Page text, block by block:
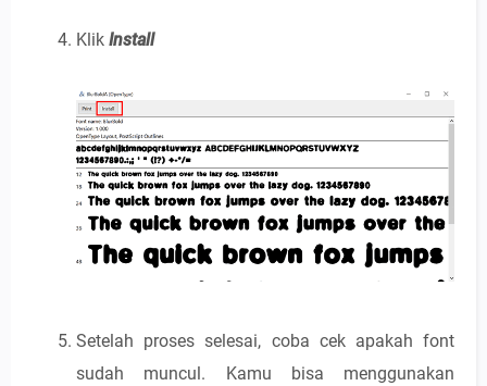
Klik Install
Setelah proses selesai, coba cek apakah font
sudah muncul. Kamu bisa menggunakan